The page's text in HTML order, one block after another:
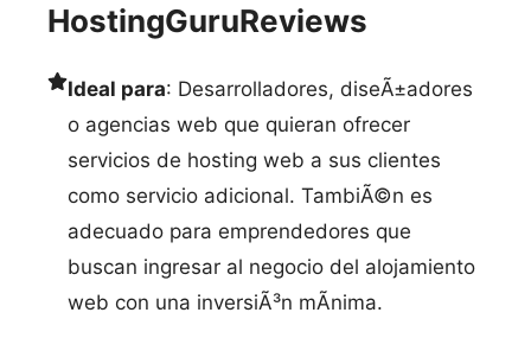
HostingGuruReviews
Ideal para: Desarrolladores, diseÃ±adores
o agencias web que quieran ofrecer
servicios de hosting web a sus clientes
como servicio adicional. TambiÃ©n es
adecuado para emprendedores que
buscan ingresar al negocio del alojamiento
web con una inversiÃ³n mÃ­nima.